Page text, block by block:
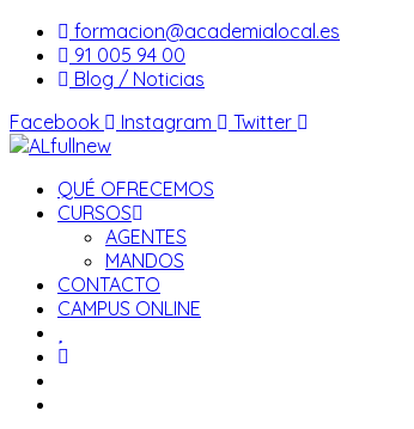
Saltar
contenido
formacion@academialocal.es
91 005 94 00
Blog / Noticias
Facebook
Instagram Twitter
QUÉ OFRECEMOS
CURSOS
AGENTES
MANDOS
CONTACTO
CAMPUS ONLINE